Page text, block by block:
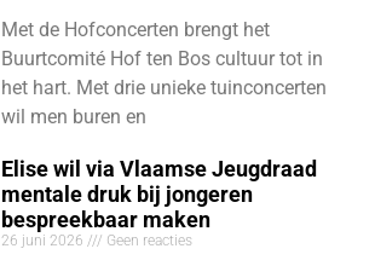
Met de Hofconcerten brengt het
Buurtcomité Hof ten Bos cultuur tot in
het hart. Met drie unieke tuinconcerten
wil men buren en
Elise wil via Vlaamse Jeugdraad
mentale druk bij jongeren
bespreekbaar maken
26 juni 2026 Geen reacties